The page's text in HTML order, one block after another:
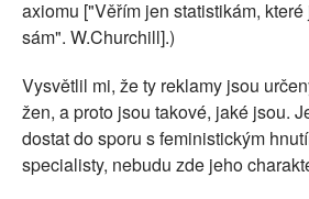
axiomu ["Věřím jen statistikám,
sám". W.Churchill].)
Vysvětlil mi, že ty reklamy jsou
žen, a proto jsou takové, jaké jsou.
dostat do sporu s feministickým
specialisty, nebudu zde jeho